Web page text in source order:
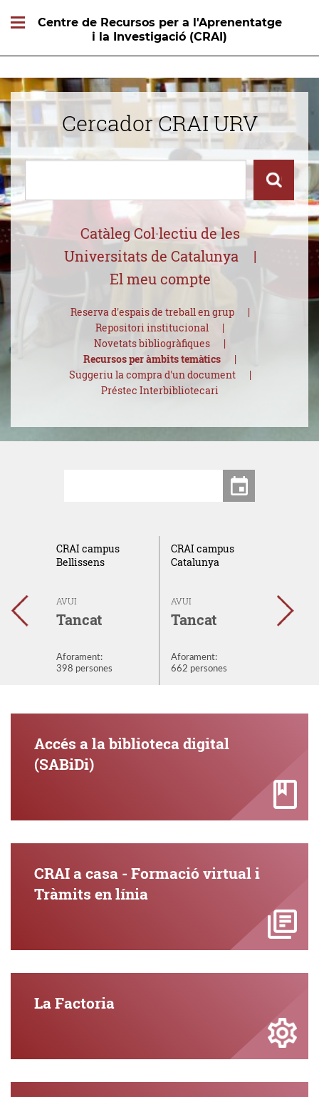
Centre de Recursos per a l'Aprenentatge
i la Investigació (CRAI)
Cercador CRAI URV
Cercar
Catàleg Col·lectiu de les
Universitats de Catalunya
El meu compte
Reserva d'espais de treball en grup
Repositori institucional
Novetats bibliogràfiques
Recursos per àmbits temàtics
Suggeriu la compra d'un document
Préstec Interbibliotecari
CRAI campus
Bellissens
AVUI
Tancat
Aforament:
398 persones
CRAI campus
Catalunya
AVUI
Tancat
Aforament:
662 persones
AVUI
Accés a la biblioteca digital
(SABiDi)
CRAI a casa - Formació virtual i
Tràmits en línia
La Factoria